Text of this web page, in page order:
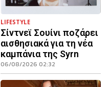
LIFESTYLE
Σίντνεϊ Σουίνι ποζάρει
αισθησιακά για τη νέα
καμπάνια της Syrn
06/08/2026 02:32